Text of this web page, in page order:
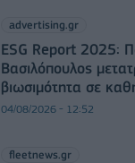
advertising.gr
ESG Report 2025:
Βασιλόπουλος
βιωσιμότητα σε
04/08/2026 - 12:52
fleetnews.gr